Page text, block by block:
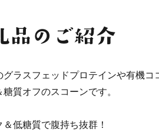
グラスフェッドプロテインや有機コ
糖質オフのスコーンです。
低糖質で腹持ち抜群！